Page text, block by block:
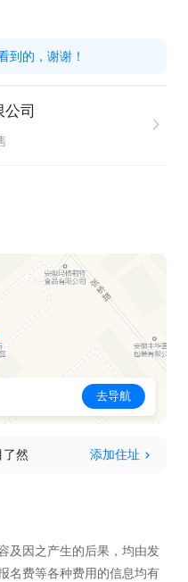
到的，谢谢！
司
去导航
了然 添加住址
及因之产生的后果，均由发
名费等各种费用的信息均有